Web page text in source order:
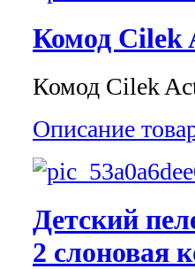
Комод Cilek
Комод Cilek
Описание
Детский
2 слоновая